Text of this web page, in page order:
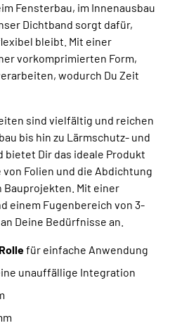
Fensterbau, im Innenausbau
Dichtband sorgt dafür,
bleibt. Mit einer
vorkomprimierten Form,
wodurch Du Zeit
sind vielfältig und reichen
bis hin zu Lärmschutz- und
bietet Dir das ideale Produkt
Folien und die Abdichtung
Mit einer
einem Fugenbereich von 3-
Deine Bedürfnisse an.
für einfache Anwendung
unauffällige Integration